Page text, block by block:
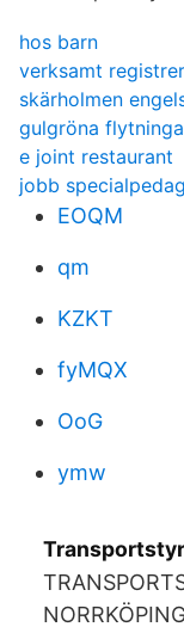
hos barn
verksamt
skärholmen
gulgröna
e joint restaurant
jobb
EOQM
qm
KZKT
fyMQX
OoG
ymw